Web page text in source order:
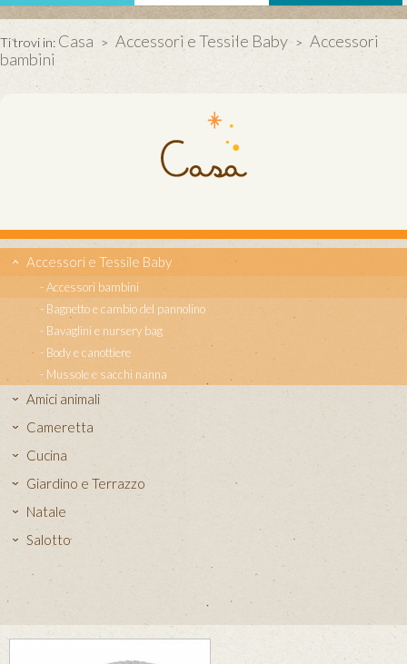
Ti trovi in: Casa > Accessori e Tessile Baby > Accessori
bambini
Accessori e Tessile Baby
Accessori bambini
Bagnetto e cambio del pannolino
Bavaglini e nursery bag
Body e canottiere
Mussole e sacchi nanna
Amici animali
Cameretta
Cucina
Giardino e Terrazzo
Natale
Salotto